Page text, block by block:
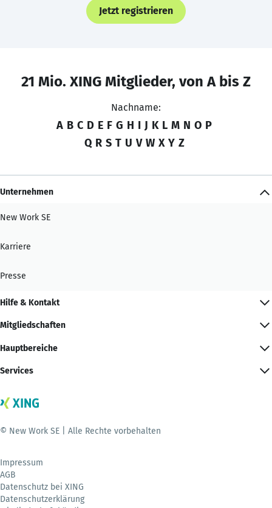
Jetzt registrieren
21 Mio. XING Mitglieder, von A bis Z
Nachname:
A B C D E F G H I J K L M N O P
Q R S T U V W X Y Z
Unternehmen
New Work SE
Karriere
Presse
Hilfe & Kontakt
Mitgliedschaften
Hauptbereiche
Services
© New Work SE | Alle Rechte vorbehalten
Impressum
AGB
Datenschutz bei XING
Datenschutzerklärung